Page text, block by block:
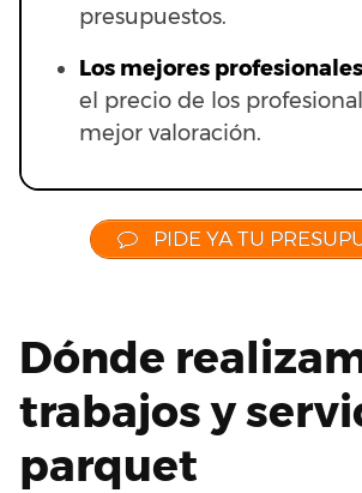
presupuestos.
Los mejores
el precio de los
mejor valoración.
PIDE YA TU
Dónde
trabajos y
parquet